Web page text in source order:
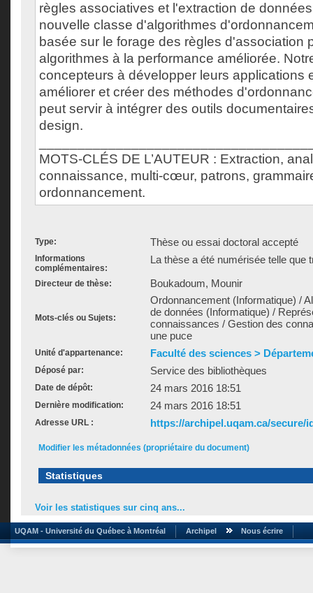
règles associatives et l'extraction de
nouvelle classe d'algorithmes
basée sur le forage des règles d'association
algorithmes à la performance améliorée.
concepteurs à développer leurs applications
améliorer et créer des méthodes
peut servir à intégrer des outils
design.
MOTS-CLÉS DE L’AUTEUR : Extraction,
connaissance, multi-cœur, patrons,
ordonnancement.
Type: Thèse ou essai doctoral accepté
Informations
complémentaires:
La thèse a été numérisée telle que
Directeur de thèse: Boukadoum, Mounir
Mots-clés ou Sujets:
Ordonnancement (Informatique) /
de données (Informatique) /
connaissances / Gestion des
une puce
Unité d'appartenance: Faculté des sciences >
Déposé par: Service des bibliothèques
Date de dépôt: 24 mars 2016 18:51
Dernière modification: 24 mars 2016 18:51
Adresse URL : https://archipel.uqam.ca/secure/
Modifier les métadonnées (propriétaire du document)
Statistiques
Voir les statistiques sur cinq ans...
UQAM - Université du Québec à Montréal Archipel Nous écrire